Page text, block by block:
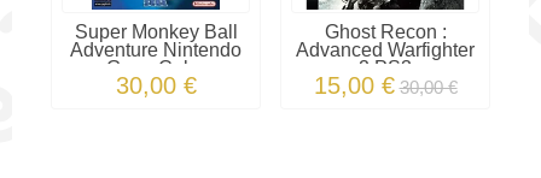
Super Monkey Ball
Adventure Nintendo
GameCube
30,00 €
Ghost Recon :
Advanced Warfighter
2 PS3
15,00 € 30,00 €